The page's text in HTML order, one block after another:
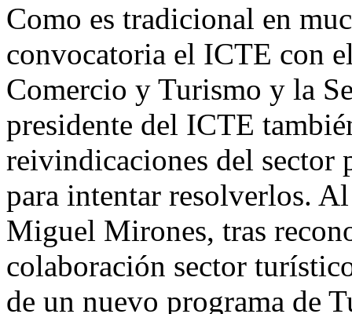
Como es tradicional en
convocatoria el ICTE con
Comercio y Turismo y la
presidente del ICTE
reivindicaciones del sector
para intentar resolverlos.
Miguel Mirones, tras
colaboración sector
de un nuevo programa de